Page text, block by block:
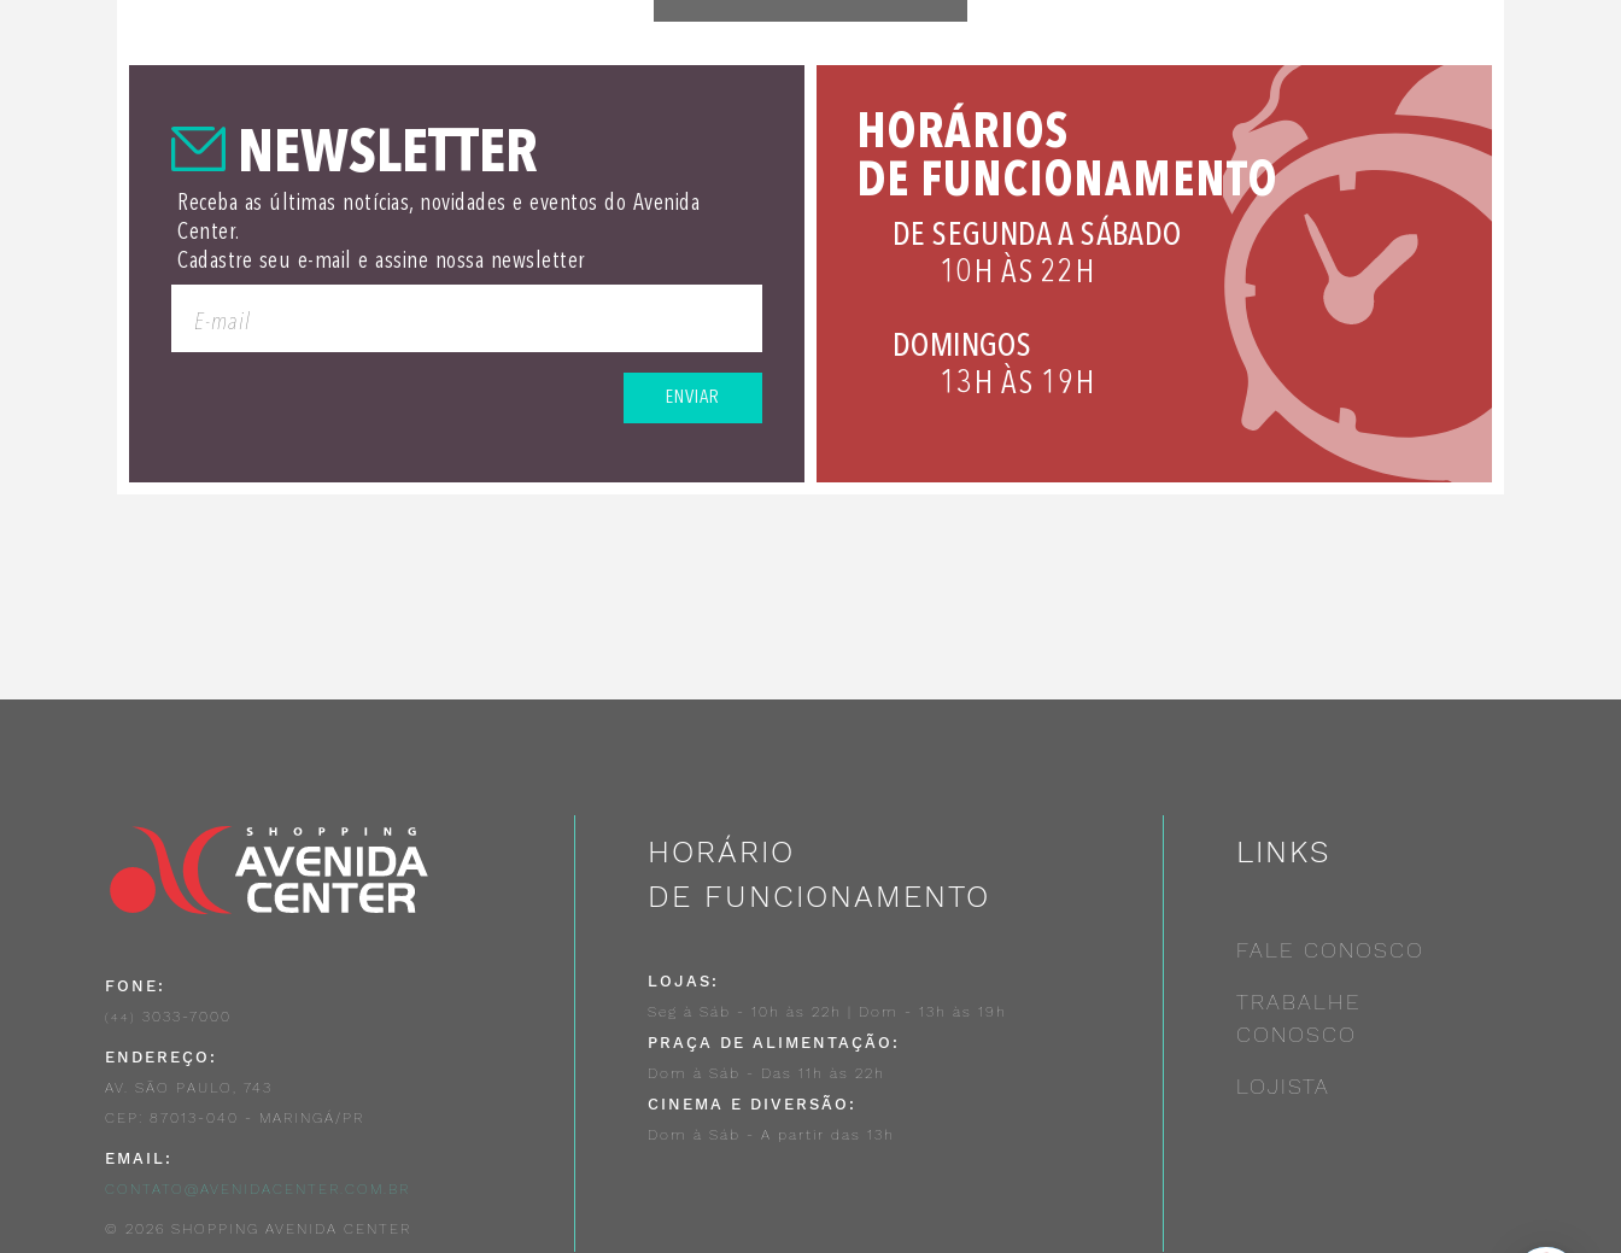
NEWSLETTER
Receba as últimas notícias, novidades e eventos do Avenida
Center.
Cadastre seu e-mail e assine nossa newsletter
ENVIAR
HORÁRIOS
DE FUNCIONAMENTO
DE SEGUNDA A SÁBADO
10H ÀS 22H
DOMINGOS
13H ÀS 19H
FONE:
(44) 3033-7000
ENDEREÇO:
AV. SÃO PAULO, 743
CEP: 87013-040 - MARINGÁ/PR
EMAIL:
CONTATO@AVENIDACENTER.COM.BR
© 2026 SHOPPING AVENIDA CENTER
HORÁRIO
DE FUNCIONAMENTO
LOJAS:
Seg à Sáb - 10h às 22h | Dom - 13h às 19h
PRAÇA DE ALIMENTAÇÃO:
Dom à Sáb - Das 11h às 22h
CINEMA E DIVERSÃO:
Dom à Sáb - A partir das 13h
LINKS
FALE CONOSCO
TRABALHE
CONOSCO
LOJISTA